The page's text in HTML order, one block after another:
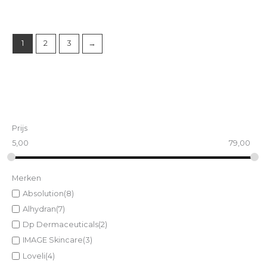
Prijs
5,00
79,00
Merken
Absolution(8)
Alhydran(7)
Dp Dermaceuticals(2)
IMAGE Skincare(3)
Loveli(4)
1 2 3 →